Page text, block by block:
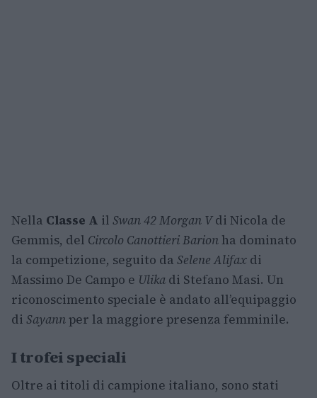
Nella Classe A il Swan 42 Morgan Vdi Nicola de
Gemmis, del Circolo Canottieri Barion ha dominato
la competizione, seguito da Selene Alifax di
Massimo De Campo e Ulika di Stefano Masi. Un
riconoscimento speciale è andato all’equipaggio
di Sayannper la maggiore presenza femminile.
I trofei speciali
Oltre ai titoli di campione italiano, sono stati